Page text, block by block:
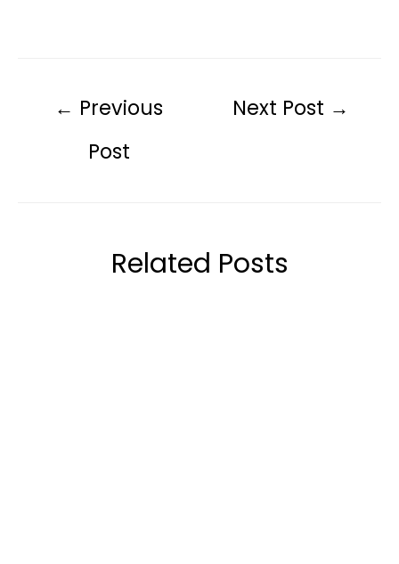
← Previous
Post
Next Post →
Related Posts